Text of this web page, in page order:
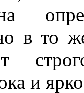
в то
и